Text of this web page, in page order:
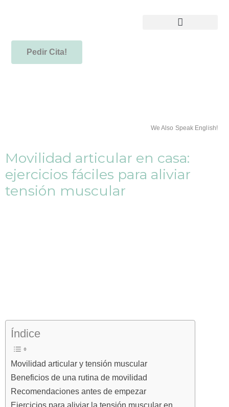
Pedir Cita!
We Also Speak English!
Movilidad articular en casa:
ejercicios fáciles para aliviar
tensión muscular
Índice
Movilidad articular y tensión muscular
Beneficios de una rutina de movilidad
Recomendaciones antes de empezar
Ejercicios para aliviar la tensión muscular en